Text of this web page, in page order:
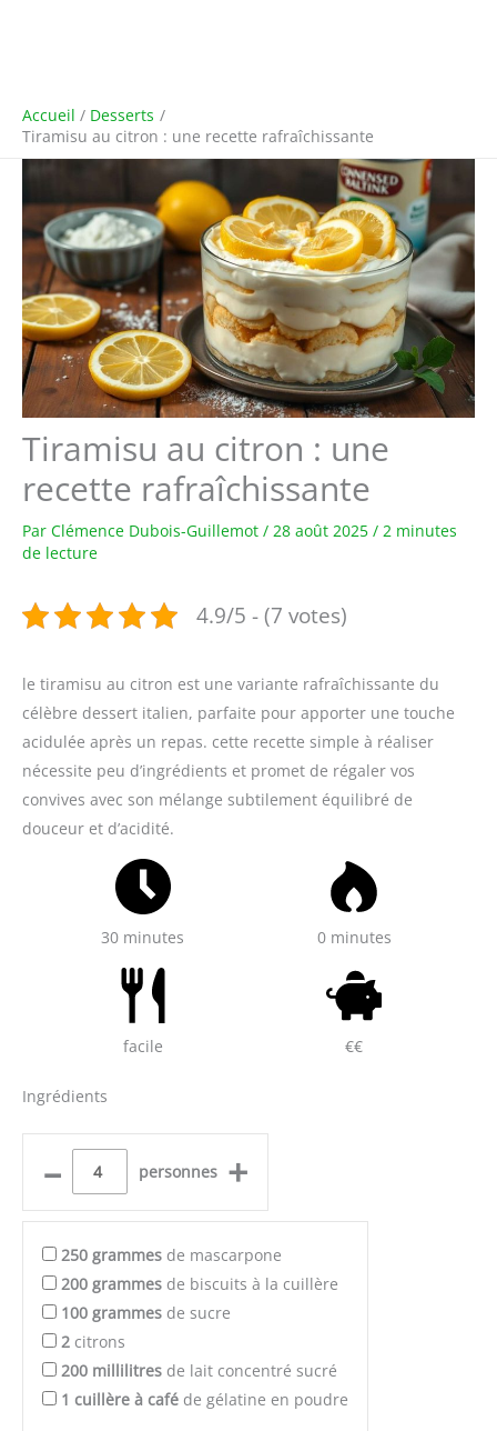
Accueil
Desserts
Tiramisu au citron : une recette rafraîchissante
Tiramisu au citron : une
recette rafraîchissante
Par Clémence Dubois-Guillemot / 28 août 2025 / 2 minutes
de lecture
4.9/5 - (7 votes)
le tiramisu au citron est une variante rafraîchissante du
célèbre dessert italien, parfaite pour apporter une touche
acidulée après un repas. cette recette simple à réaliser
nécessite peu d’ingrédients et promet de régaler vos
convives avec son mélange subtilement équilibré de
douceur et d’acidité.
30 minutes 0 minutes
facile €€
Ingrédients
– personnes +
250 grammes de mascarpone
200 grammes de biscuits à la cuillère
100 grammes de sucre
2 citrons
200 millilitres de lait concentré sucré
1 cuillère à café de gélatine en poudre